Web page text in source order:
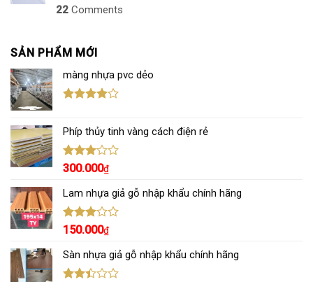
22 Comments
SẢN PHẨM MỚI
màng nhựa pvc dẻo
4.00 5
sao
Phíp thủy tinh vàng cách điện rẻ
Được
hạng
3.00 5
sao
300.000₫
Lam nhựa giả gỗ nhập khẩu chính hãng
Được
hạng
3.00 5
sao
150.000₫
Sàn nhựa giả gỗ nhập khẩu chính hãng